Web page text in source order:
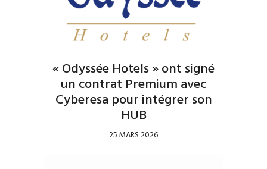
« Odyssée Hotels » ont signé
un contrat Premium avec
Cyberesa pour intégrer son
HUB
25 MARS 2026